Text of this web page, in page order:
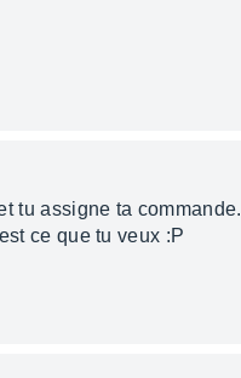
tu assigne ta commande.
ce que tu veux :P